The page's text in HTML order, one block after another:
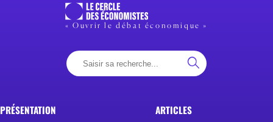
« Ouvrir le débat économique »
PRÉSENTATION ARTICLES